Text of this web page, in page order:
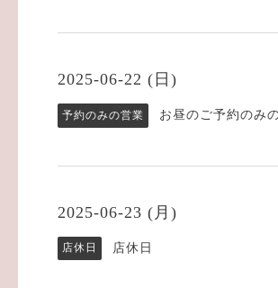
2025-06-22 (日)
予約のみの営業 お昼のご予約のみ
2025-06-23 (月)
店休日 店休日